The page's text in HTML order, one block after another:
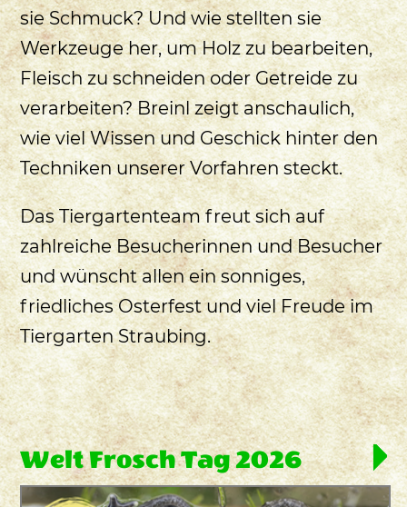
sie Schmuck? Und wie stellten sie
Werkzeuge her, um Holz zu bearbeiten,
Fleisch zu schneiden oder Getreide zu
verarbeiten? Breinl zeigt anschaulich,
wie viel Wissen und Geschick hinter den
Techniken unserer Vorfahren steckt.
Das Tiergartenteam freut sich auf
zahlreiche Besucherinnen und Besucher
und wünscht allen ein sonniges,
friedliches Osterfest und viel Freude im
Tiergarten Straubing.
Welt Frosch Tag 2026